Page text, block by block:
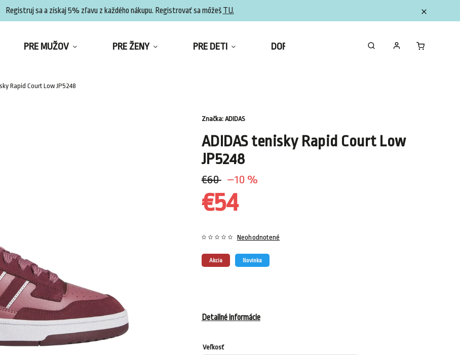
Registruj sa a získaj 5% zľavu z každého nákupu. Registrovať sa môžeš TU.
PRE MUŽOV PRE ŽENY PRE DETI DOPLNKY ZBERATEĽSKÉ FIGURKY
Rapid Court Low JP5248
ADIDAS tenisky Rapid Court Low
JP5248
€60 –10 %
€54
Akcia Novinka
Neohodnotené
Detailné informácie
Značka: ADIDAS
Veľkosť